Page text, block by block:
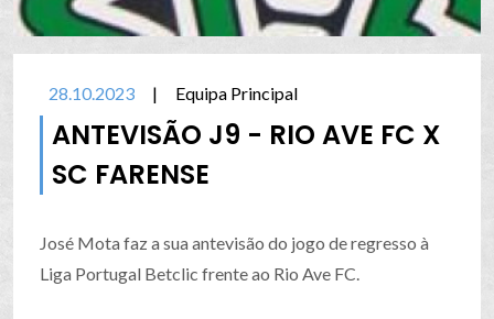
28.10.2023 | Equipa Principal
ANTEVISÃO J9 - RIO AVE FC X
SC FARENSE
José Mota faz a sua antevisão do jogo de regresso à
Liga Portugal Betclic frente ao Rio Ave FC.